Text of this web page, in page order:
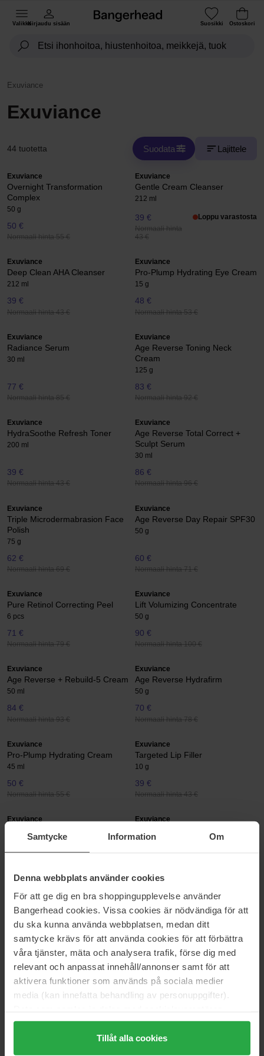
Samtycke Information Om
Denna webbplats använder cookies
För att ge dig en bra shoppingupplevelse använder
Bangerhead cookies. Vissa cookies är nödvändiga för att
du ska kunna använda webbplatsen, medan ditt
samtycke krävs för att använda cookies för att förbättra
våra tjänster, mäta och analysera trafik, förse dig med
relevant och anpassat innehåll/annonser samt för att
aktivera funktioner som används på sociala medier
media (kan innefatta behandling av personuppgifter).
Genom att trycka på "Tillåt alla cookies" accepterar du
alla cookies, medan du under "Detaljer" kan anpassa
användningen av cookies. Du kan när som helst återkalla
Tillåt alla cookies
ValikkoKirjaudu sisään Suosikki Ostoskori
Exuviance
Exuviance
44 tuotetta Suodata Lajittele
Exuviance
Overnight Transformation
Complex
50 g
50 €
Normaali hinta 55 €
Exuviance
Gentle Cream Cleanser
212 ml
39 €
Normaali hinta
43 €
Loppu varastosta
Exuviance
Deep Clean AHA Cleanser
212 ml
39 €
Normaali hinta 43 €
Exuviance
Pro-Plump Hydrating Eye Cream
15 g
48 €
Normaali hinta 53 €
Exuviance
Radiance Serum
30 ml
77 €
Normaali hinta 85 €
Exuviance
Age Reverse Toning Neck
Cream
125 g
83 €
Normaali hinta 92 €
Exuviance
HydraSoothe Refresh Toner
200 ml
39 €
Normaali hinta 43 €
Exuviance
Age Reverse Total Correct +
Sculpt Serum
30 ml
86 €
Normaali hinta 96 €
Exuviance
Triple Microdermabrasion Face
Polish
75 g
62 €
Normaali hinta 69 €
Exuviance
Age Reverse Day Repair SPF30
50 g
60 €
Normaali hinta 71 €
Exuviance
Pure Retinol Correcting Peel
6 pcs
71 €
Normaali hinta 79 €
Exuviance
Lift Volumizing Concentrate
50 g
90 €
Normaali hinta 100 €
Exuviance
Age Reverse + Rebuild-5 Cream
50 ml
84 €
Normaali hinta 93 €
Exuviance
Age Reverse Hydrafirm
50 g
70 €
Normaali hinta 78 €
Exuviance
Pro-Plump Hydrating Cream
45 ml
50 €
Normaali hinta 55 €
Exuviance
Targeted Lip Filler
10 g
39 €
Normaali hinta 43 €
Exuviance
Normaali hinta 67 €
Exuviance
Complex & Deep Clean AHA
Value Pack
Normaali hinta 67 €
Age Less Everyday & Overnight
Transformation Complex
Value Pack
89 €
Normaali hinta 99 €
AGE Less Everyday
50 ml
50 €
Normaali hinta 55 €
Exuviance
Pick-Me-Up Plumping Mask SkinRise Morning Glow
Normaali hinta 55 €